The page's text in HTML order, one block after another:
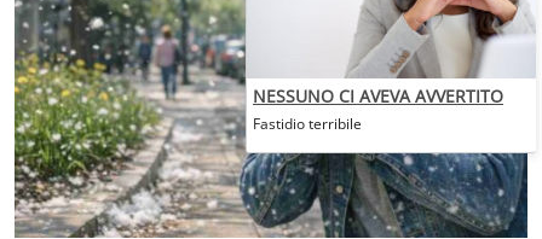
NESSUNO CI AVEVA AVVERTITO
Fastidio terribile